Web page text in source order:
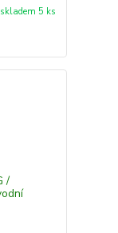
skladem 5 ks